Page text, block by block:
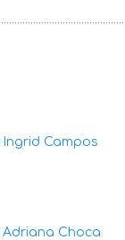
Ingrid Campos
Adriana Choca